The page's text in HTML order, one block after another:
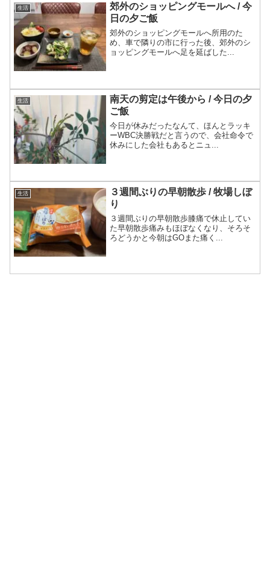
生活
郊外のショッピングモールへ / 今
日の夕ご飯
郊外のショッピングモールへ所用のた
め、車で隣りの市に行った後、郊外のシ
ョッピングモールへ足を延ばした...
生活
南天の剪定は午後から / 今日の夕
ご飯
今日が休みだったなんて、ほんとラッキ
ーWBC決勝戦だと言うので、会社命令で
休みにした会社もあるとニュ...
生活
３週間ぶりの早朝散歩 / 牧場しぼ
り
３週間ぶりの早朝散歩膝痛で休止してい
た早朝散歩痛みもほぼなくなり、そろそ
ろどうかと今朝はGOまた痛く...